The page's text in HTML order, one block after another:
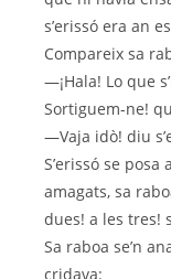
s’erissó era an
Compareix sa
—¡Hala! Lo que
Sortiguem-ne!
—Vaja idò! diu
S’erissó se
amagats, sa
dues! a les tres!
Sa raboa se’n
cridava: